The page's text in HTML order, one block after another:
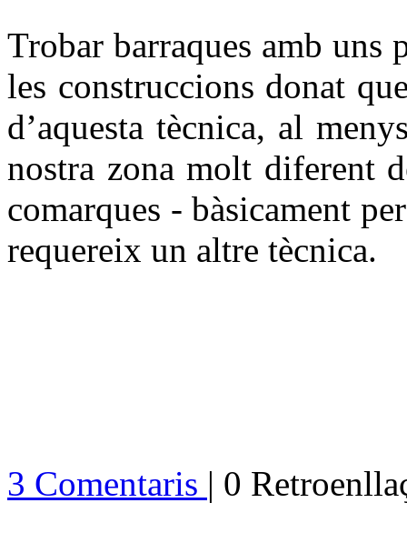
Trobar barraques amb uns
les construccions donat
d’aquesta tècnica, al
nostra zona molt diferent
comarques - bàsicament
requereix un altre tècnica.
3 Comentaris | 0